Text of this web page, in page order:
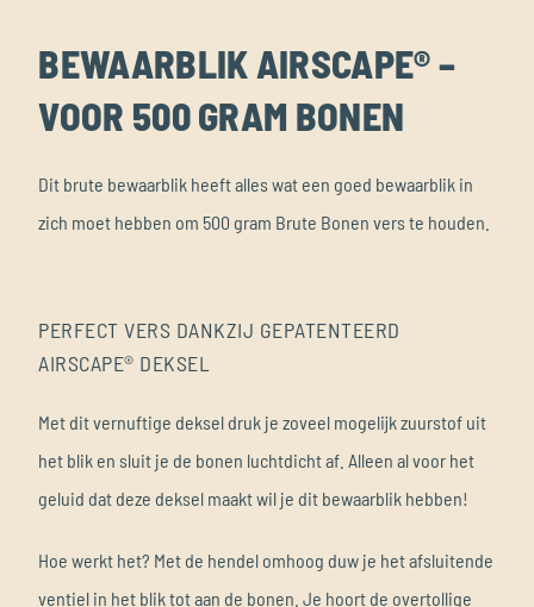
BEWAARBLIK AIRSCAPE® –
VOOR 500 GRAM BONEN
Dit brute bewaarblik heeft alles wat een goed bewaarblik in
zich moet hebben om 500 gram Brute Bonen vers te houden.
PERFECT VERS DANKZIJ GEPATENTEERD
AIRSCAPE® DEKSEL
Met dit vernuftige deksel druk je zoveel mogelijk zuurstof uit
het blik en sluit je de bonen luchtdicht af. Alleen al voor het
geluid dat deze deksel maakt wil je dit bewaarblik hebben!
Hoe werkt het? Met de hendel omhoog duw je het afsluitende
ventiel in het blik tot aan de bonen. Je hoort de overtollige